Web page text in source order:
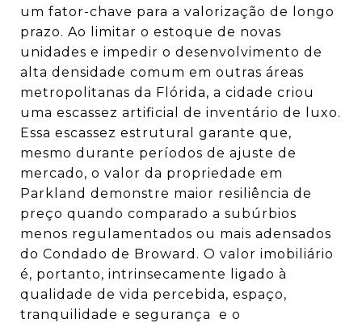
um fator-chave para a valorização de longo
prazo. Ao limitar o estoque de novas
unidades e impedir o desenvolvimento de
alta densidade comum em outras áreas
metropolitanas da Flórida, a cidade criou
uma escassez artificial de inventário de luxo.
Essa escassez estrutural garante que,
mesmo durante períodos de ajuste de
mercado, o valor da propriedade em
Parkland demonstre maior resiliência de
preço quando comparado a subúrbios
menos regulamentados ou mais adensados
do Condado de Broward. O valor imobiliário
é, portanto, intrinsecamente ligado à
qualidade de vida percebida, espaço,
tranquilidade e segurança e o